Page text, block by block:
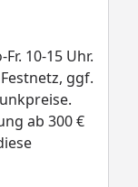
Fr. 10-15 Uhr.
ggf.
ab 300 €